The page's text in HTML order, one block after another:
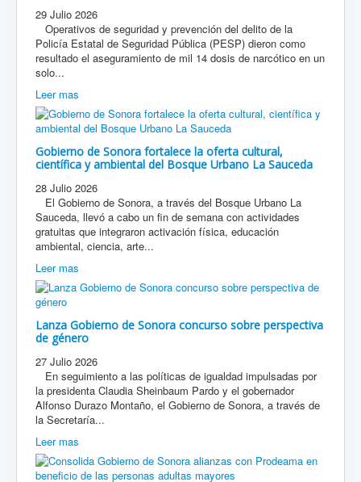
29 Julio 2026
Operativos de seguridad y prevención del delito de la
Policía Estatal de Seguridad Pública (PESP) dieron como
resultado el aseguramiento de mil 14 dosis de narcótico en un
solo...
Leer mas
Gobierno de Sonora fortalece la oferta cultural,
científica y ambiental del Bosque Urbano La Sauceda
28 Julio 2026
El Gobierno de Sonora, a través del Bosque Urbano La
Sauceda, llevó a cabo un fin de semana con actividades
gratuitas que integraron activación física, educación
ambiental, ciencia, arte...
Leer mas
Lanza Gobierno de Sonora concurso sobre perspectiva
de género
27 Julio 2026
En seguimiento a las políticas de igualdad impulsadas por
la presidenta Claudia Sheinbaum Pardo y el gobernador
Alfonso Durazo Montaño, el Gobierno de Sonora, a través de
la Secretaría...
Leer mas